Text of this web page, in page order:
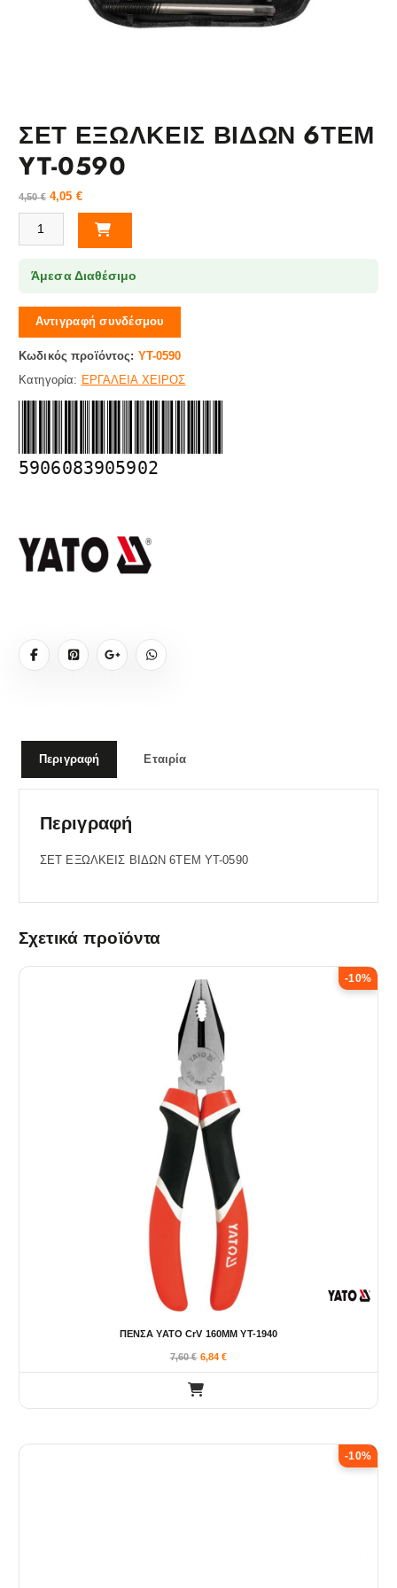
ΣΕΤ ΕΞΩΛΚΕΙΣ ΒΙΔΩΝ 6ΤΕΜ
YT-0590
4,50€ 4,05 €
ΣΕΤ ΕΞΩΛΚΕΙΣ ΒΙΔΩΝ 6ΤΕΜ YT-0590 ποσότητα
Άμεσα Διαθέσιμο
Αντιγραφή συνδέσμου
Κωδικός προϊόντος: YT-0590
Κατηγορία: ΕΡΓΑΛΕΙΑ ΧΕΙΡΟΣ
5906083905902
Περιγραφή Εταιρία
Περιγραφή
ΣΕΤ ΕΞΩΛΚΕΙΣ ΒΙΔΩΝ 6ΤΕΜ YT-0590
Σχετικά προϊόντα
-10%
ΠΕΝΣΑ YATO CrV 160MM YT-1940
7,60€ 6,84€
-10%